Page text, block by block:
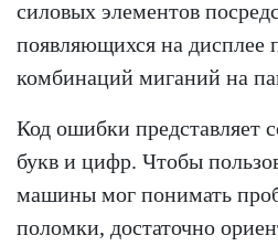
силовых элементов
появляющихся на дисплее
комбинаций миганий на
Код ошибки представляет
букв и цифр. Чтобы
машины мог понимать
поломки, достаточно